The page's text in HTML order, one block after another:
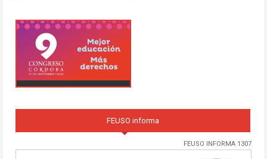
FEUSO informa
FEUSO INFORMA 1307